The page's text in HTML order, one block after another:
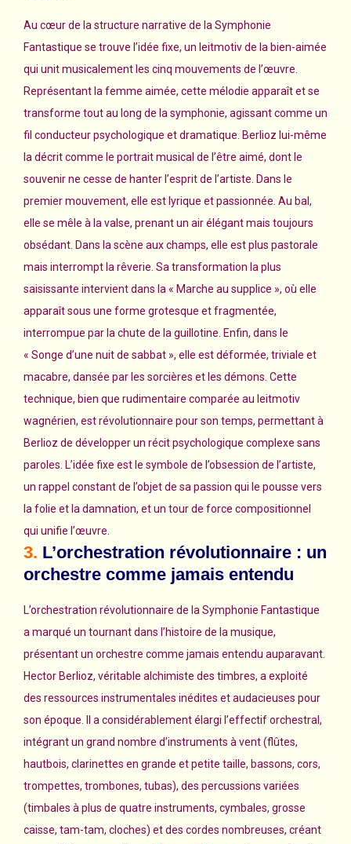
Au cœur de la structure narrative de la Symphonie
Fantastique se trouve l’idée fixe, un leitmotiv de la bien-aimée
qui unit musicalement les cinq mouvements de l’œuvre.
Représentant la femme aimée, cette mélodie apparaît et se
transforme tout au long de la symphonie, agissant comme un
fil conducteur psychologique et dramatique. Berlioz lui-même
la décrit comme le portrait musical de l’être aimé, dont le
souvenir ne cesse de hanter l’esprit de l’artiste. Dans le
premier mouvement, elle est lyrique et passionnée. Au bal,
elle se mêle à la valse, prenant un air élégant mais toujours
obsédant. Dans la scène aux champs, elle est plus pastorale
mais interrompt la rêverie. Sa transformation la plus
saisissante intervient dans la « Marche au supplice », où elle
apparaît sous une forme grotesque et fragmentée,
interrompue par la chute de la guillotine. Enfin, dans le
« Songe d’une nuit de sabbat », elle est déformée, triviale et
macabre, dansée par les sorcières et les démons. Cette
technique, bien que rudimentaire comparée au leitmotiv
wagnérien, est révolutionnaire pour son temps, permettant à
Berlioz de développer un récit psychologique complexe sans
paroles. L’idée fixe est le symbole de l’obsession de l’artiste,
un rappel constant de l’objet de sa passion qui le pousse vers
la folie et la damnation, et un tour de force compositionnel
qui unifie l’œuvre.
3. L’orchestration révolutionnaire : un
orchestre comme jamais entendu
L’orchestration révolutionnaire de la Symphonie Fantastique
a marqué un tournant dans l’histoire de la musique,
présentant un orchestre comme jamais entendu auparavant.
Hector Berlioz, véritable alchimiste des timbres, a exploité
des ressources instrumentales inédites et audacieuses pour
son époque. Il a considérablement élargi l’effectif orchestral,
intégrant un grand nombre d’instruments à vent (flûtes,
hautbois, clarinettes en grande et petite taille, bassons, cors,
trompettes, trombones, tubas), des percussions variées
(timbales à plus de quatre instruments, cymbales, grosse
caisse, tam-tam, cloches) et des cordes nombreuses, créant